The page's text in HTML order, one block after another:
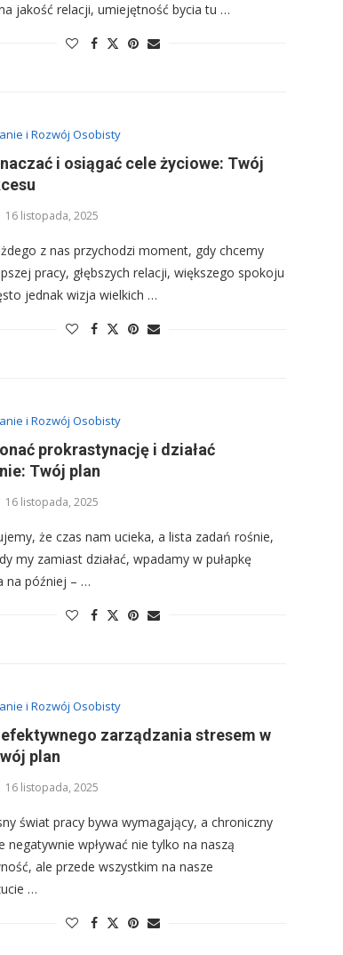
jakość relacji, umiejętność bycia tu …
i Rozwój Osobisty
i osiągać cele życiowe: Twój
16 listopada, 2025
z nas przychodzi moment, gdy chcemy
pracy, głębszych relacji, większego spokoju
jednak wizja wielkich …
i Rozwój Osobisty
prokrastynację i działać
Twój plan
16 listopada, 2025
że czas nam ucieka, a lista zadań rośnie,
my zamiast działać, wpadamy w pułapkę
na później – …
i Rozwój Osobisty
zarządzania stresem w
plan
16 listopada, 2025
świat pracy bywa wymagający, a chroniczny
negatywnie wpływać nie tylko na naszą
ale przede wszystkim na nasze
…